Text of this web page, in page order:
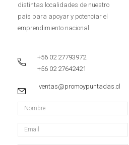
distintas localidades de nuestro
país para apoyar y potenciar el
emprendimiento nacional
+56 02 27793972
+56 02 27642421
ventas@promoypuntadas.cl